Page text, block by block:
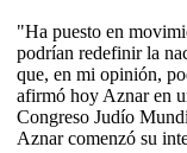
"Ha puesto en
podrían redefinir la
que, en mi opinión,
afirmó hoy Aznar en
Congreso Judío
Aznar comenzó su